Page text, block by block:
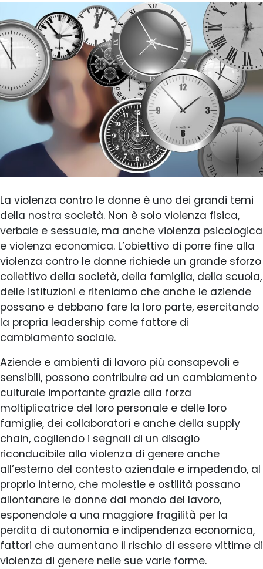
La violenza contro le donne è uno dei grandi temi
della nostra società. Non è solo violenza fisica,
verbale e sessuale, ma anche violenza psicologica
e violenza economica. L’obiettivo di porre fine alla
violenza contro le donne richiede un grande sforzo
collettivo della società, della famiglia, della scuola,
delle istituzioni e riteniamo che anche le aziende
possano e debbano fare la loro parte, esercitando
la propria leadership come fattore di
cambiamento sociale.
Aziende e ambienti di lavoro più consapevoli e
sensibili, possono contribuire ad un cambiamento
culturale importante grazie alla forza
moltiplicatrice del loro personale e delle loro
famiglie, dei collaboratori e anche della supply
chain, cogliendo i segnali di un disagio
riconducibile alla violenza di genere anche
all’esterno del contesto aziendale e impedendo, al
proprio interno, che molestie e ostilità possano
allontanare le donne dal mondo del lavoro,
esponendole a una maggiore fragilità per la
perdita di autonomia e indipendenza economica,
fattori che aumentano il rischio di essere vittime di
violenza di genere nelle sue varie forme.